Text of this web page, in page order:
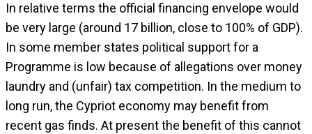
In relative terms the official financing envelope would
be very large (around 17 billion, close to 100% of GDP).
In some member states political support for a
Programme is low because of allegations over money
laundry and (unfair) tax competition. In the medium to
long run, the Cypriot economy may benefit from
recent gas finds. At present the benefit of this cannot